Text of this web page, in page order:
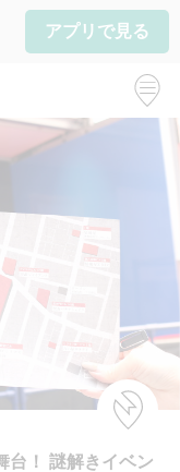
アプリで見る
台！ 謎解きイベン